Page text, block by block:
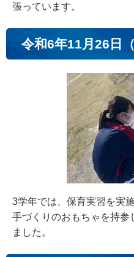
張っています。
令和6年11月26日（
3学年では、保育実習を実
手づくりのおもちゃを持参
ました。